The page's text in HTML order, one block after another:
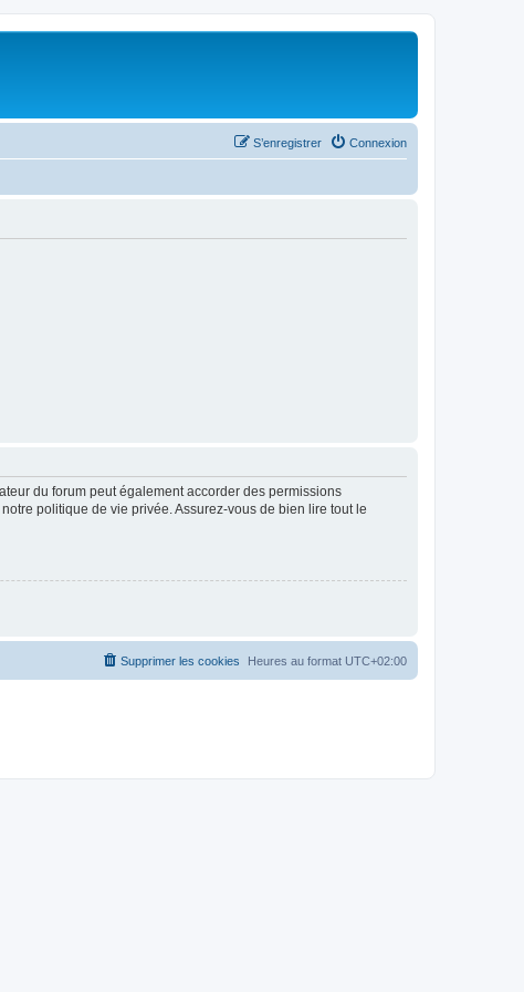
Connexion
S’enregistrer
du forum peut également accorder des permissions
politique de vie privée. Assurez-vous de bien lire tout le
Heures au format UTC+02:00
Supprimer les cookies